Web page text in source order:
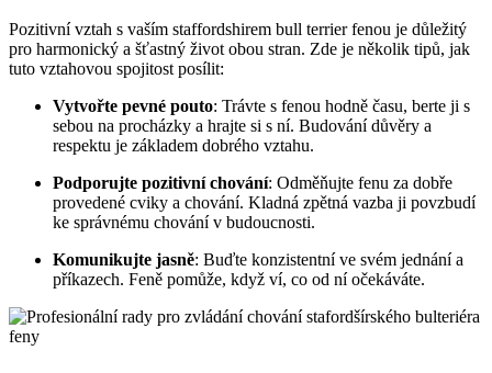
Pozitivní vztah s vaším staffordshirem bull terrier fenou je důležitý
pro harmonický a šťastný život obou stran. Zde je několik tipů, jak
tuto vztahovou spojitost posílit:
Vytvořte pevné pouto: Trávte s fenou hodně času, berte ji s
sebou na procházky a hrajte si s ní. Budování důvěry a
respektu je základem dobrého vztahu.
Podporujte pozitivní chování: Odměňujte fenu za dobře
provedené cviky a chování. Kladná zpětná vazba ji povzbudí
ke správnému chování v budoucnosti.
Komunikujte jasně: Buďte konzistentní ve svém jednání a
příkazech. Feně pomůže, když ví, co od ní očekáváte.